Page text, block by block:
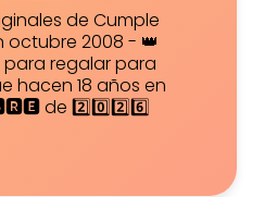
de Cumple
octubre 2008 - 👑
regalar para
hacen 18 años en
de 2️⃣0️⃣2️⃣6️⃣